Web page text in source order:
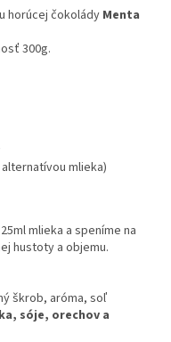
horúcej čokolády Menta
300g.
mlieka)
mlieka a speníme na
hustoty a objemu.
škrob, aróma, soľ
sóje, orechov a